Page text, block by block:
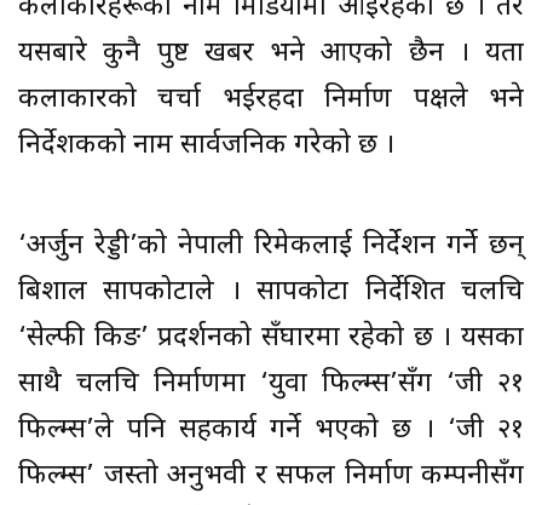
कलाकारहरूको नाम मिडियामा आइरहेको छ । तर
यसबारे कुनै पुष्ट खबर भने आएको छैन । यता
कलाकारको चर्चा भईरहदा निर्माण पक्षले भने
निर्देशकको नाम सार्वजनिक गरेको छ ।
‘अर्जुन रेड्डी’को नेपाली रिमेकलाई निर्देशन गर्ने छन्
बिशाल सापकोटाले । सापकोटा निर्देशित चलचित्र
‘सेल्फी किङ’ प्रदर्शनको सँघारमा रहेको छ । यसका
साथै चलचित्र निर्माणमा ‘युवा फिल्म्स’सँग ‘जी २१
फिल्म्स’ले पनि सहकार्य गर्ने भएको छ । ‘जी २१
फिल्म्स’ जस्तो अनुभवी र सफल निर्माण कम्पनीसँग